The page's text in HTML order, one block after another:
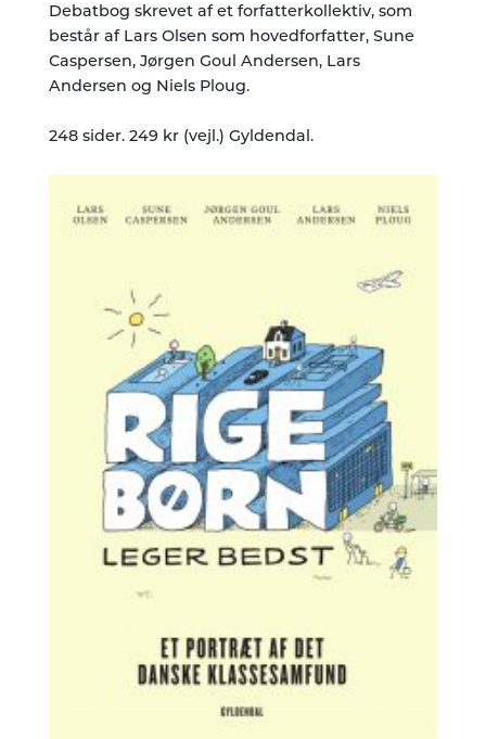
Debatbog skrevet af et forfatterkollektiv, som
består af Lars Olsen som hovedforfatter, Sune
Caspersen, Jørgen Goul Andersen, Lars
Andersen og Niels Ploug.
248 sider. 249 kr (vejl.) Gyldendal.